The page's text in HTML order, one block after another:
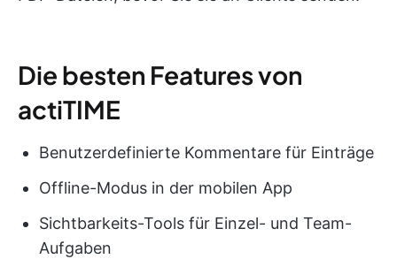
Die besten Features von
actiTIME
Benutzerdefinierte Kommentare für Einträge
Offline-Modus in der mobilen App
Sichtbarkeits-Tools für Einzel- und Team-
Aufgaben